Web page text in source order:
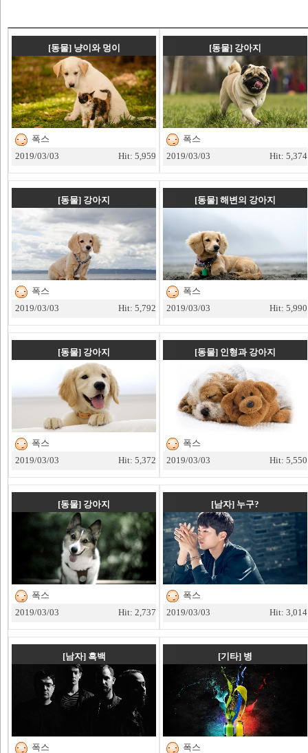
[동물] 냥이와 멍이
폭스
2019/03/03
Hit: 5,959
[동물] 강아지
폭스
2019/03/03
Hit: 5,374
[동물] 강아지
폭스
2019/03/03
Hit: 5,792
[동물] 해변의 강아지
폭스
2019/03/03
Hit: 5,990
[동물] 강아지
폭스
2019/03/03
Hit: 5,372
[동물] 인형과 강아지
폭스
2019/03/03
Hit: 5,550
[동물] 강아지
폭스
2019/03/03
Hit: 2,737
[남자] 누구?
폭스
2019/03/03
Hit: 3,014
[남자] 흑백
폭스
[기타] 병
폭스